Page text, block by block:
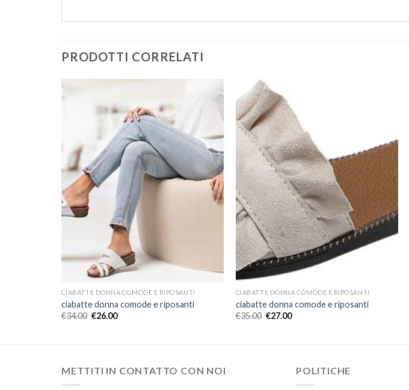
PRODOTTI CORRELATI
CIABATTE DONNA COMODE E RIPOSANTI
ciabatte donna comode e riposanti
€34.00 €26.00
CIABATTE DONNA COMODE E RIPOSANTI
ciabatte donna comode e riposanti
€35.00 €27.00
METTITI IN CONTATTO CON NOI POLITICHE